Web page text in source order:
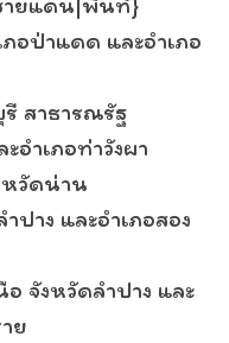
อป่าแดด และอำเภอ
สาธารณรัฐ
อำเภอท่าวังผา
หวัดน่าน
ปาง และอำเภอสอง
จังหวัดลำปาง และ
ย